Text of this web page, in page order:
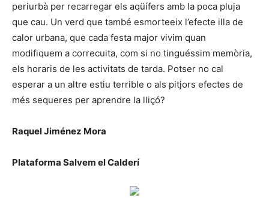
periurbà per recarregar els aqüífers amb la poca pluja
que cau. Un verd que també esmorteeix l’efecte illa de
calor urbana, que cada festa major vivim quan
modifiquem a correcuita, com si no tinguéssim memòria,
els horaris de les activitats de tarda. Potser no cal
esperar a un altre estiu terrible o als pitjors efectes de
més sequeres per aprendre la lliçó?
Raquel Jiménez Mora
Plataforma Salvem el Calderí